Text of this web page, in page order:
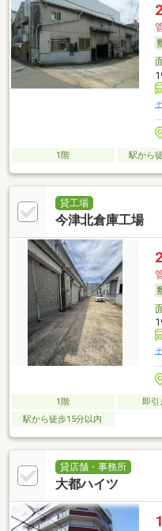
1階 駅から
貸工場
今津北倉庫工場
1階 即引
駅から徒歩15分以内
貸店舗・事務所
大都ハイツ